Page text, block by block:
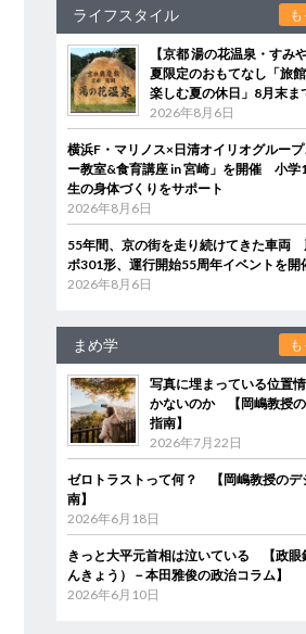
ライフスタイル
【京都 湯の花温泉・すみ
夏限定のおもてなし「旅
楽しむ夏の休日」8月末ま
2026年8月6日
横浜F・マリノス×日清オイリオグルー
ー教室&食育講座 in 宮崎」を開催 小学
生の身体づくりをサポート
2026年8月6日
55年間、京の街を走り続けてきた車両
ボ301形、運行開始55周年イベントを開
2026年8月6日
まめ学
写真に埋まっている位置
かないのか 【岡嶋教授
指南】
2026年7月22日
ゼロトラストって何？ 【岡嶋教授のデ
南】
2026年6月18日
きっと大平元首相は泣いている 【政眼
んきょう）－本田雅俊の政治コラム】
2026年6月10日